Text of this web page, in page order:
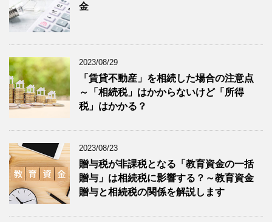
金
2023/08/29
「賃貸不動産」を相続した場合の注意点
～「相続税」はかからないけど「所得
税」はかかる？
2023/08/23
贈与税が非課税となる「教育資金の一括
贈与」は相続税に影響する？～教育資金
贈与と相続税の関係を解説します